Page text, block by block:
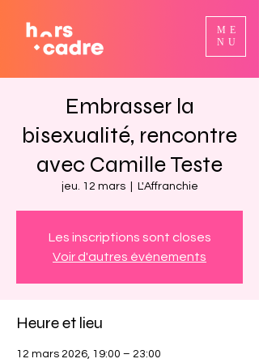
ME
NU
Embrasser la
bisexualité, rencontre
avec Camille Teste
jeu. 12 mars
  |
L'Affranchie
Les inscriptions sont closes
Voir d'autres événements
Heure et lieu
12 mars 2026, 19:00 – 23:00